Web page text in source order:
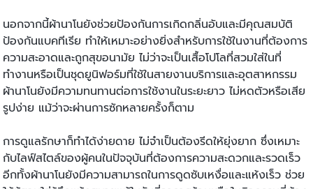
นอกจากนี้ผ้านาโนยังช่วยป้องกันการเกิดกลิ่นอับและมีคุณสมบัติ
ป้องกันแบคทีเรีย ทำให้เหมาะอย่างยิ่งสำหรับการใช้ในงานที่ต้องการ
ความสะอาดและถูกสุขอนามัย ไม่ว่าจะเป็นเสื้อโปโลที่สวมใส่ในที่
ทำงานหรือเป็นชุดยูนิฟอร์มที่ใช้ในสายงานบริการและอุตสาหกรรม
ผ้านาโนยังมีความทนทานต่อการใช้งานในระยะยาว ไม่หดตัวหรือเสีย
รูปง่าย แม้ว่าจะผ่านการซักหลายครั้งก็ตาม
การดูแลรักษาก็ทำได้ง่ายดาย ไม่จำเป็นต้องรีดให้ยุ่งยาก ซึ่งเหมาะ
กับไลฟ์สไตล์ของผู้คนในปัจจุบันที่ต้องการความสะดวกและรวดเร็ว
อีกทั้งผ้านาโนยังมีความสามารถในการดูดซับเหงื่อและแห้งเร็ว ช่วย